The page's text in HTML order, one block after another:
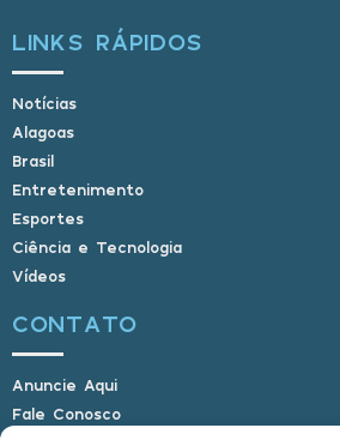
LINKS RÁPIDOS
Notícias
Alagoas
Brasil
Entretenimento
Esportes
Ciência e Tecnologia
Vídeos
CONTATO
Anuncie Aqui
Fale Conosco